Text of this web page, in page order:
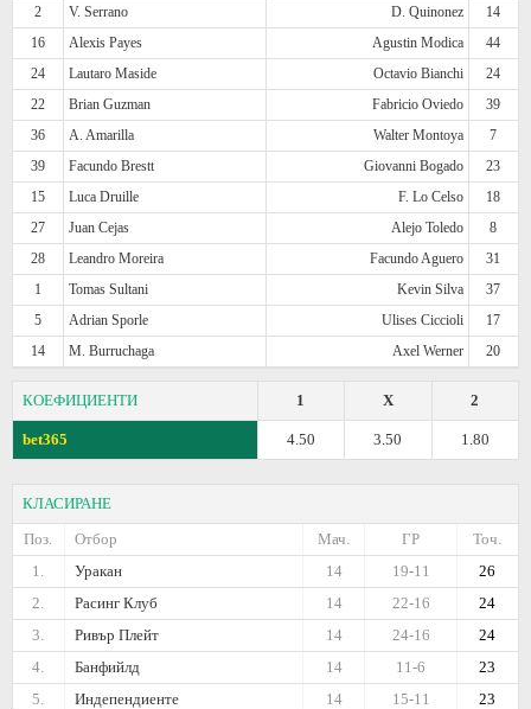
2 V. Serrano D. Quinonez
14
16
Alexis Payes Agustin Modica
44
24
Lautaro Maside Octavio Bianchi
24
22
Brian Guzman Fabricio Oviedo
39
36
A. Amarilla Walter Montoya
7
39
Facundo Brestt Giovanni Bogado
23
15
Luca Druille F. Lo Celso
18
27
Juan Cejas Alejo Toledo
8
28
Leandro Moreira Facundo Aguero
31
1
Tomas Sultani Kevin Silva
37
5
Adrian Sporle Ulises Ciccioli
17
14
M. Burruchaga Axel Werner 20
КОЕФИЦИЕНТИ 2
X
1
bet365 1.80
3.50
4.50
КЛАСИРАНЕ
Поз.
Отбор Точ.
ГР
Мач.
1.
Уракан 26
19-11
14
2.
Расинг Клуб 24
22-16
14
3.
Ривър Плейт 24
24-16
14
4.
Банфийлд 23
11-6
14
5.
Индепендиенте 23
15-11
14